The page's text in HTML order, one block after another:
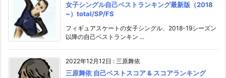
女子シングル自己ベストランキング最新版（2018
~）total/SP/FS
フィギュアスケートの女子シングル、2018-19シーズン
以降の自己ベストランキン ...
2022年12月12日 : 三原舞依
三原舞依 自己ベストスコア & スコアランキング